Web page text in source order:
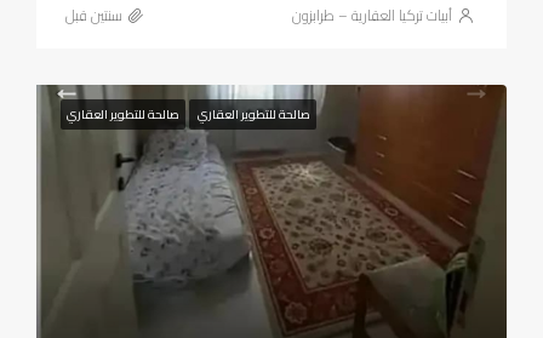
أبيات تركيا العقارية – طرابزون ‏سنتين قبل
صالحة للتطوير العقاري صالحة للتطوير العقاري